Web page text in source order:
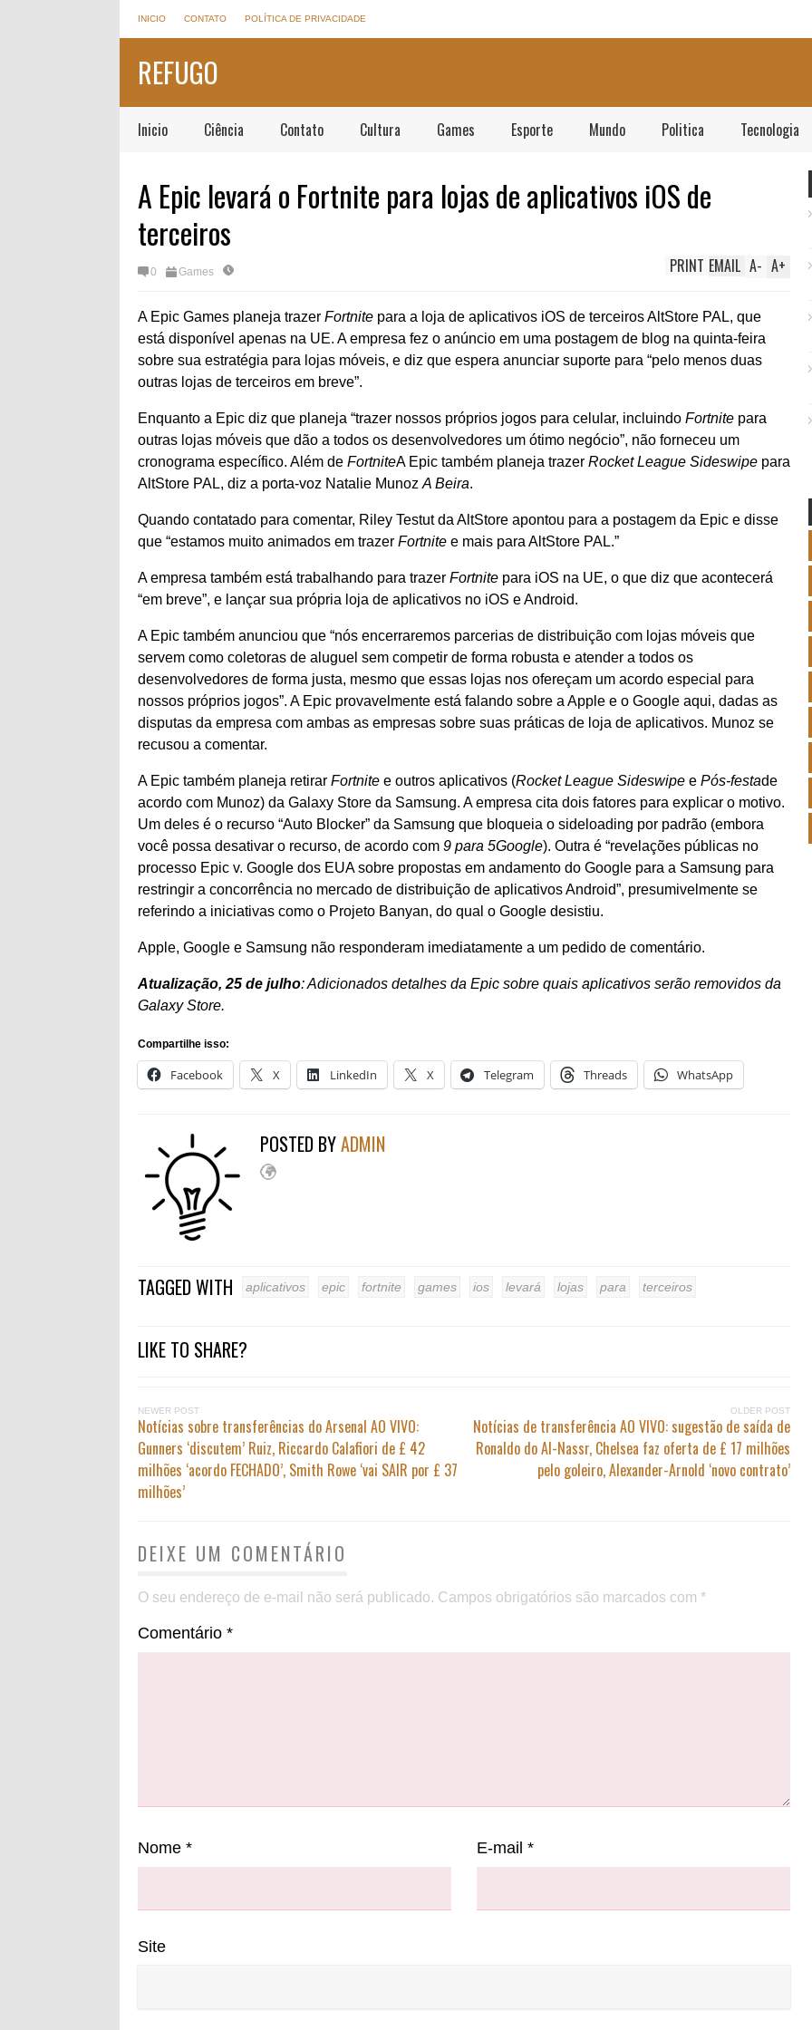
INICIO CONTATO POLÍTICA DE PRIVACIDADE
REFUGO
Inicio Ciência Contato Cultura Games Esporte Mundo Politica Tecnologia
A Epic levará o Fortnite para lojas de aplicativos iOS de
terceiros
0 Games A+
A-
EMAIL
PRINT
A Epic Games planeja trazer Fortnite para a loja de aplicativos iOS de terceiros AltStore PAL, que
está disponível apenas na UE. A empresa fez o anúncio em uma postagem de blog na quinta-feira
sobre sua estratégia para lojas móveis, e diz que espera anunciar suporte para “pelo menos duas
outras lojas de terceiros em breve”.
Enquanto a Epic diz que planeja “trazer nossos próprios jogos para celular, incluindo Fortnite para
outras lojas móveis que dão a todos os desenvolvedores um ótimo negócio”, não forneceu um
cronograma específico. Além de FortniteA Epic também planeja trazer Rocket League Sideswipe para
AltStore PAL, diz a porta-voz Natalie Munoz A Beira.
Quando contatado para comentar, Riley Testut da AltStore apontou para a postagem da Epic e disse
que “estamos muito animados em trazer Fortnite e mais para AltStore PAL.”
A empresa também está trabalhando para trazer Fortnite para iOS na UE, o que diz que acontecerá
“em breve”, e lançar sua própria loja de aplicativos no iOS e Android.
A Epic também anunciou que “nós encerraremos parcerias de distribuição com lojas móveis que
servem como coletoras de aluguel sem competir de forma robusta e atender a todos os
desenvolvedores de forma justa, mesmo que essas lojas nos ofereçam um acordo especial para
nossos próprios jogos”. A Epic provavelmente está falando sobre a Apple e o Google aqui, dadas as
disputas da empresa com ambas as empresas sobre suas práticas de loja de aplicativos. Munoz se
recusou a comentar.
A Epic também planeja retirar Fortnite e outros aplicativos (Rocket League Sideswipe e Pós-festade
acordo com Munoz) da Galaxy Store da Samsung. A empresa cita dois fatores para explicar o motivo.
Um deles é o recurso “Auto Blocker” da Samsung que bloqueia o sideloading por padrão (embora
você possa desativar o recurso, de acordo com 9 para 5Google). Outra é “revelações públicas no
processo Epic v. Google dos EUA sobre propostas em andamento do Google para a Samsung para
restringir a concorrência no mercado de distribuição de aplicativos Android”, presumivelmente se
referindo a iniciativas como o Projeto Banyan, do qual o Google desistiu.
Apple, Google e Samsung não responderam imediatamente a um pedido de comentário.
Atualização, 25 de julho: Adicionados detalhes da Epic sobre quais aplicativos serão removidos da
Galaxy Store.
Compartilhe isso:
Facebook X LinkedIn X Telegram Threads WhatsApp
POSTED BYADMIN
TAGGED WITH aplicativos epic fortnite games ios levará lojas para terceiros
LIKE TO SHARE?
NEWER POST
Notícias sobre transferências do Arsenal AO VIVO:
Gunners ‘discutem’ Ruiz, Riccardo Calafiori de £ 42
milhões ‘acordo FECHADO’, Smith Rowe ‘vai SAIR por £ 37
milhões’
OLDER POST
Notícias de transferência AO VIVO: sugestão de saída de
Ronaldo do Al-Nassr, Chelsea faz oferta de £ 17 milhões
pelo goleiro, Alexander-Arnold ‘novo contrato’
DEIXE UM COMENTÁRIO
O seu endereço de e-mail não será publicado. Campos obrigatórios são marcados com *
Comentário *
Nome * E-mail*
Site